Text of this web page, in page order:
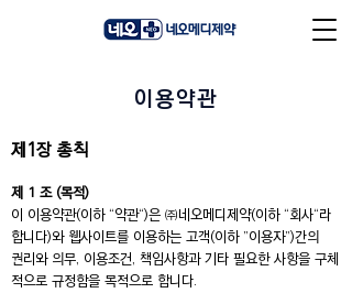
이용약관
제1장 총칙
제 1 조 (목적)
이 이용약관(이하 “약관“)은 ㈜네오메디제약(이하 “회사“라
합니다)와 웹사이트를 이용하는 고객(이하 ”이용자”)간의
권리와 의무, 이용조건, 책임사항과 기타 필요한 사항을 구체
적으로 규정함을 목적으로 합니다.